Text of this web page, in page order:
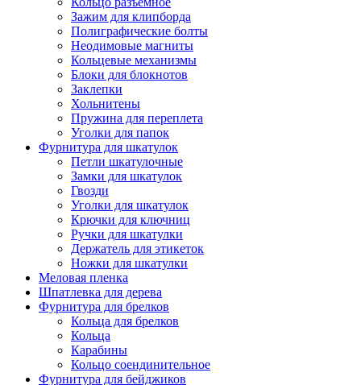
Зажим для клипборда
Полиграфические болты
Неодимовые магниты
Кольцевые механизмы
Блоки для блокнотов
Заклепки
Хольнитены
Пружина для переплета
Уголки для папок
Фурнитура для шкатулок
Петли шкатулочные
Замки для шкатулок
Гвозди
Уголки для шкатулок
Крючки для ключниц
Ручки для шкатулки
Держатель для этикеток
Ножки для шкатулки
Меловая пленка
Шпатлевка для дерева
Фурнитура для брелков
Кольца для брелков
Кольца
Карабины
Кольцо соендинительное
Фурнитура для бейджиков